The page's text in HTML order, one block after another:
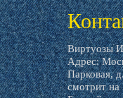
Виртуозы
Адрес:
Парковая,
смотрит на